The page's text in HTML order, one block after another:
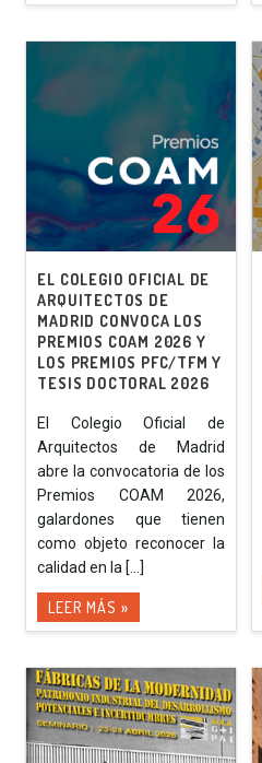
EL COLEGIO OFICIAL DE
ARQUITECTOS DE
MADRID CONVOCA LOS
PREMIOS COAM 2026 Y
LOS PREMIOS PFC/TFM Y
TESIS DOCTORAL 2026
El Colegio Oficial de
Arquitectos de Madrid
abre la convocatoria de los
Premios COAM 2026,
galardones que tienen
como objeto reconocer la
calidad en la [...]
LEER MÁS »